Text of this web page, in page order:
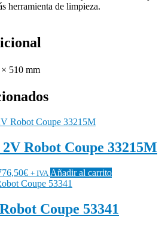
herramienta de limpieza.
510 mm
Robot Coupe 33215M
€ + IVA Añadir al carrito
Coupe 53341